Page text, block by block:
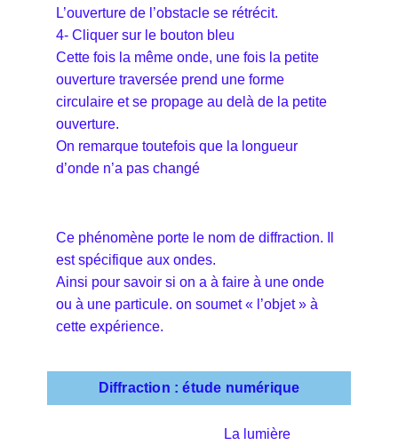
L’ouverture de l’obstacle se rétrécit.
4- Cliquer sur le bouton bleu
Cette fois la même onde, une fois la petite
ouverture traversée prend une forme
circulaire et se propage au delà de la petite
ouverture.
On remarque toutefois que la longueur
d’onde n’a pas changé
Ce phénomène porte le nom de diffraction. Il
est spécifique aux ondes.
Ainsi pour savoir si on a à faire à une onde
ou à une particule. on soumet « l’objet » à
cette expérience.
Diffraction : étude numérique
La lumière